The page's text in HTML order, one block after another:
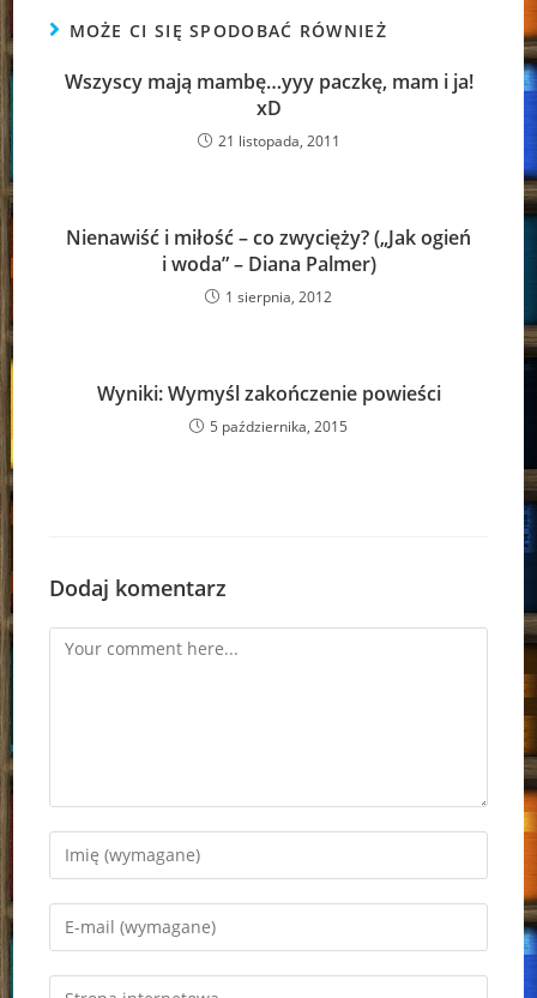
MOŻE CI SIĘ SPODOBAĆ RÓWNIEŻ
Wszyscy mają mambę…yyy paczkę, mam i ja!
xD
21 listopada, 2011
Nienawiść i miłość – co zwycięży? („Jak ogień
i woda” – Diana Palmer)
1 sierpnia, 2012
Wyniki: Wymyśl zakończenie powieści
5 października, 2015
Dodaj komentarz
Comment
Enter
your
name
Enter
your
email
Enter